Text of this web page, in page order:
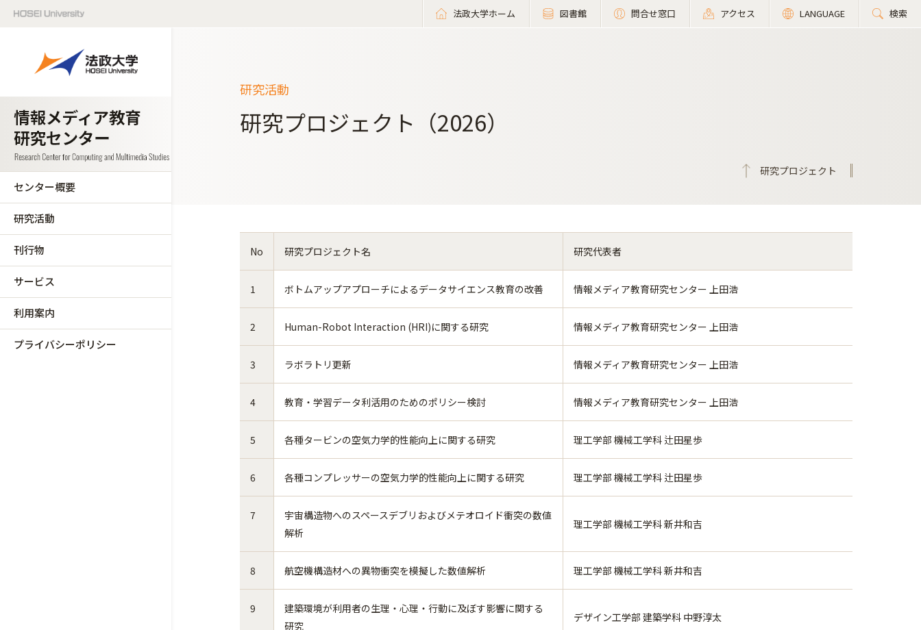
法政大学ホーム 図書館 問合せ窓口 アクセス LANGUAGE 検索
センター概要
研究活動
刊行物
サービス
利用案内
プライバシーポリシー
研究活動
研究プロジェクト（2026）
研究プロジェクト
No 研究プロジェクト名 研究代表者
1 ボトムアップアプローチによるデータサイエンス教育の改善 情報メディア教育研究センター 上田浩
2 Human-Robot Interaction (HRI)に関する研究 情報メディア教育研究センター 上田浩
3 ラボラトリ更新 情報メディア教育研究センター 上田浩
4 教育・学習データ利活用のためのポリシー検討 情報メディア教育研究センター 上田浩
5 各種タービンの空気力学的性能向上に関する研究 理工学部 機械工学科 辻田星歩
6 各種コンプレッサーの空気力学的性能向上に関する研究 理工学部 機械工学科 辻田星歩
7
宇宙構造物へのスペースデブリおよびメテオロイド衝突の数値
解析
理工学部 機械工学科 新井和吉
8 航空機構造材への異物衝突を模擬した数値解析 理工学部 機械工学科 新井和吉
9
建築環境が利用者の生理・心理・行動に及ぼす影響に関する
研究
デザイン工学部 建築学科 中野淳太